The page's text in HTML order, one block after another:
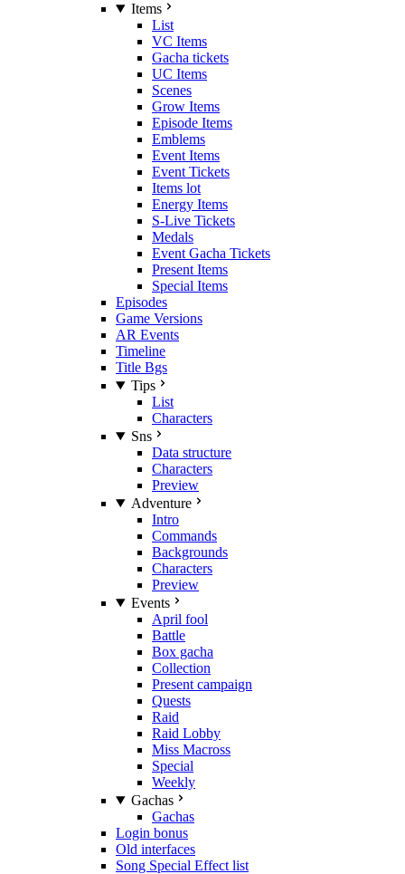
Items
List
VC Items
Gacha tickets
UC Items
Scenes
Grow Items
Episode Items
Emblems
Event Items
Event Tickets
Items lot
Energy Items
S-Live Tickets
Medals
Event Gacha Tickets
Present Items
Special Items
Episodes
Game Versions
AR Events
Timeline
Title Bgs
Tips
List
Characters
Sns
Data structure
Characters
Preview
Adventure
Intro
Commands
Backgrounds
Characters
Preview
Events
April fool
Battle
Box gacha
Collection
Present campaign
Quests
Raid
Raid Lobby
Miss Macross
Special
Weekly
Gachas
Gachas
Login bonus
Old interfaces
Song Special Effect list